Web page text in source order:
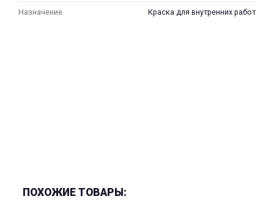
Назначение Краска для внутренних работ
ПОХОЖИЕ ТОВАРЫ: